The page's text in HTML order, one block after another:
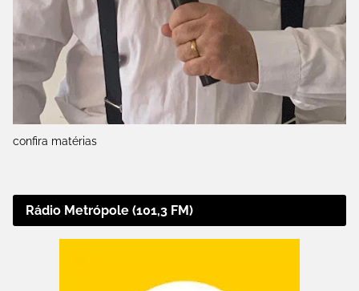
confira matérias
Rádio Metrópole (101,3 FM)